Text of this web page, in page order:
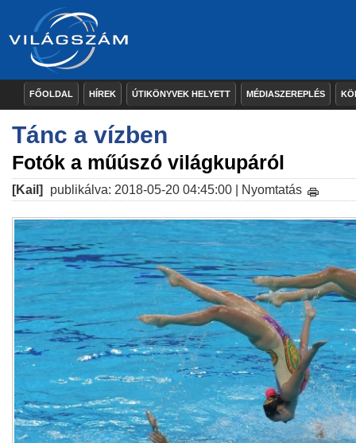
FŐOLDAL HÍREK ÚTIKÖNYVEK HELYETT MÉDIASZEREPLÉS
Tánc a vízben
Fotók a műúszó világkupáról
[Kail] publikálva: 2018-05-20 04:45:00 | Nyomtatás